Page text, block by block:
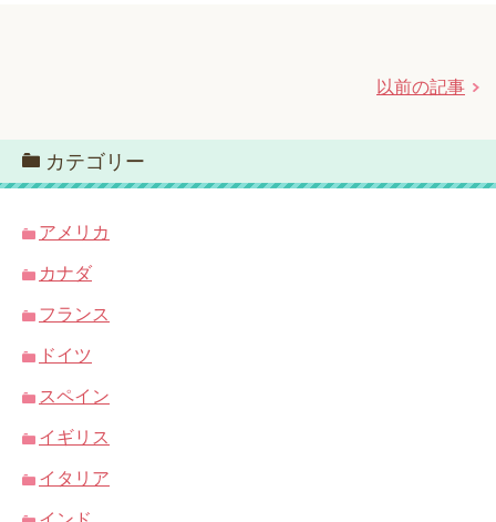
以前の記事
カテゴリー
アメリカ
カナダ
フランス
ドイツ
スペイン
イギリス
イタリア